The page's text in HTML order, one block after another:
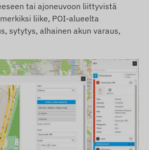
tai ajoneuvoon liittyvistä
liike, POI-alueelta
sytytys, alhainen akun varaus,